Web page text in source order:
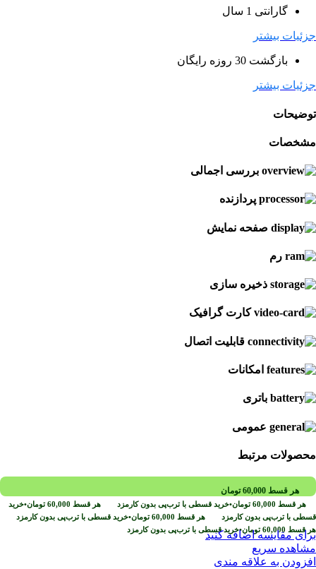
گارانتی 1 سال
جزئیات بیشتر
بازگشت 30 روزه رایگان
جزئیات بیشتر
توضیحات
مشخصات
بررسی اجمالی
پردازنده
صفحه نمایش
رم
ذخیره سازی
کارت گرافیک
قابلیت اتصال
امکانات
باتری
عمومی
محصولات مرتبط
هر قسط 60,000 تومان
هر قسط 60,000 تومان•خرید قسطی با ترب‌پی بدون کارمزد هر قسط 60,000 تومان•خرید
قسطی با ترب‌پی بدون کارمزد
هر قسط 60,000 تومان•خرید قسطی با ترب‌پی بدون کارمزد
هر قسط 60,000 تومان•خرید قسطی با ترب‌پی بدون کارمزدبرای مقایسه اضافه کنید
مشاهده سریع
افزودن به علاقه مندی